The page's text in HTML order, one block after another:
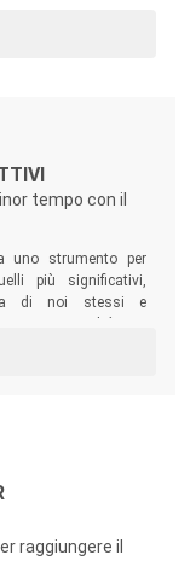
pensieri e i vostri
tempo con il
uno strumento per
più significativi,
di noi stessi e
e di buon equilibrio
raggiungere il